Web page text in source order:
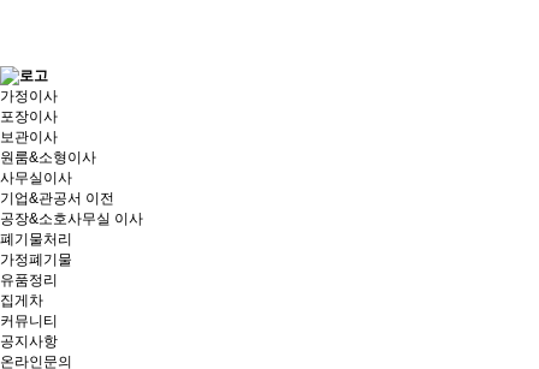
가정이사
포장이사
보관이사
원룸&소형이사
사무실이사
기업&관공서 이전
공장&소호사무실 이사
폐기물처리
가정폐기물
유품정리
집게차
커뮤니티
공지사항
온라인문의